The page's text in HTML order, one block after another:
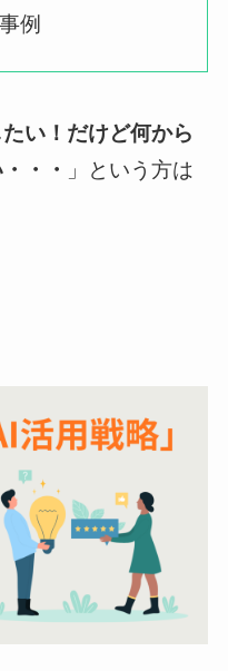
例
い！だけど何から
・・
」という方は